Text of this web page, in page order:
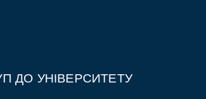
ДО УНІВЕРСИТЕТУ